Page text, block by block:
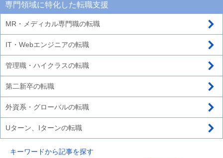
専門領域に特化した転職支援
MR・メディカル専門職の転職
IT・Webエンジニアの転職
管理職・ハイクラスの転職
第二新卒の転職
外資系・グローバルの転職
Uターン、Iターンの転職
キーワードから記事を探す